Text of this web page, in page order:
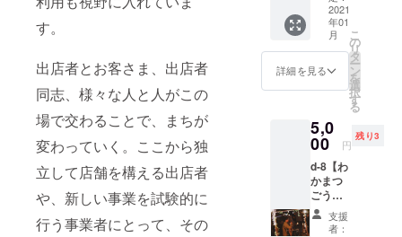
す。
出店者とお客さま、出店者
同志、様々な人と人がこの
場で交わることで、まちが
変わっていく。ここから独
立して店舗を構える出店者
や、新しい事業を試験的に
行う事業者にとって、その
いた
メール
アドレ
連絡を
させて
す。予
めご了
承くだ
さい。 *
当日
キャン
セルを
された
をして
いただ
く際
に、ど
のリ
援』を
するこ
とがで
きま
す。 ご
都合許
す場合
は、リ
限とさ
せてい
ただき
※郵送の
場合は
お届け
となり
ます。
※ご支援
をして
いただ
く際
に、ど
月間を
受取期
限とさ
ただき
ます。
※郵送の
出店者
からの
お届け
となり
ます。
で予め
ご了承
くださ
い。 ※
出店者
ます。
※商品の
発送は
出品者
より直
接お送
りさせ
ていた
ムで
す。 ご
協力
「コジ
マサト
cava.wi
xsite.co
m/sato
ko-
kojima
※記載の
金額は
送料込
アー
ティス
ト「わ
かまつ
ごう」
氏によ
るパス
を 限定
１名様
にお届
けしま
す！ 今
回のプ
ロジェ
クトの
2021
年01
月
詳細を見る
こ
の
リ
タ
ー
ン
を
選
択
す
る
5,0
00 円
残り3
d-8【わ
かまつ
ごうの
ライブ
音源※非
支援
者：